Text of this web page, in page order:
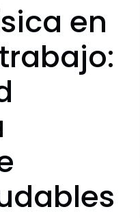
en